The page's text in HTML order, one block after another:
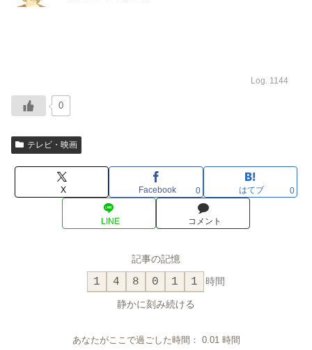
Log. 1144
0
テレビ・映画
X Facebook 0 はてブ 0
LINE コメント
記事の記憶
1 4 8 0 1 1 時間
静かに刻み続ける
あなたがここで過ごした時間： 0.01時間